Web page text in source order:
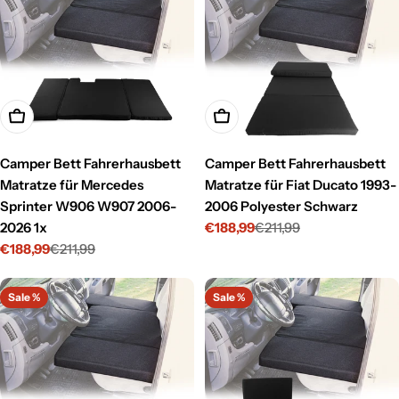
In den Warenkorb legen
Camper Bett Fahrerhausbett
Matratze für Mercedes
Sprinter W906 W907 2006-
2026 1x
Verkaufspreis
€188,99
Regulärer€211,99
In den Warenkorb legen
Camper Bett Fahrerhausbett
Matratze für Fiat Ducato 1993-
2006 Polyester Schwarz
Verkaufspreis
€188,99
Regulärer€211,99
Sale % Sale %